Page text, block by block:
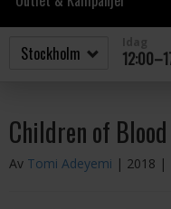
Children of
Av Tomi Adeyemi | 2018 |